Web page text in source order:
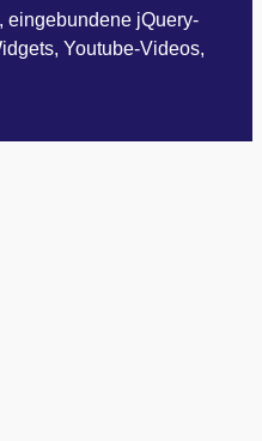
eingebundene jQuery-
Youtube-Videos,